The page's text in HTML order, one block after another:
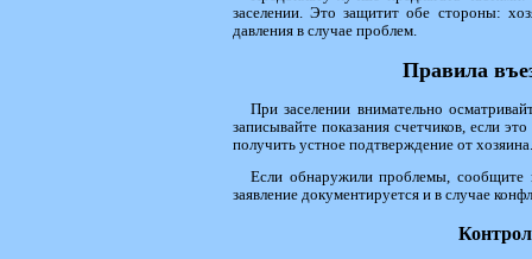
заселении. Это защитит обе стороны:
давления в случае проблем.
Правила
При заселении внимательно
записывайте показания счетчиков, если
получить устное подтверждение от хозяина.
Если обнаружили проблемы,
заявление документируется и в случае